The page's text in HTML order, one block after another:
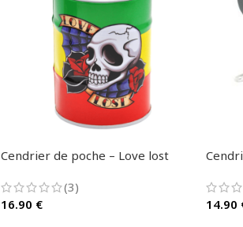
Cendrier de poche – Love lost
(3)
16.90 €
14.90